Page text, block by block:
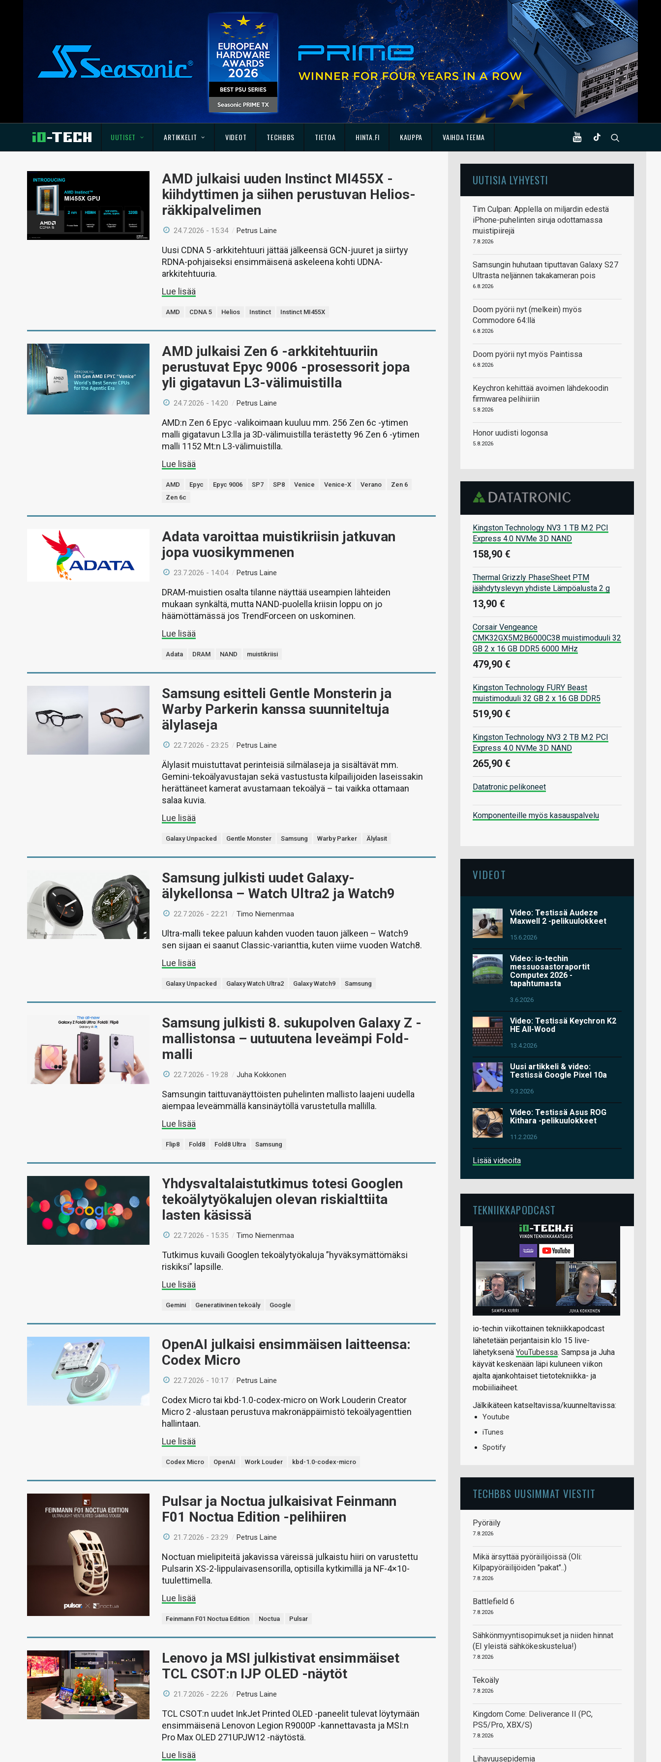
UUTISET ARTIKKELIT VIDEOT TECHBBS TIETOA HINTA.FI KAUPPA VAIHDA TEEMA
AMD julkaisi uuden Instinct MI455X -
kiihdyttimen ja siihen perustuvan Helios-
räkkipalvelimen
24.7.2026 - 15:34 / Petrus Laine
Uusi CDNA 5 -arkkitehtuuri jättää jälkeensä GCN-juuret ja siirtyy
RDNA-pohjaiseksi ensimmäisenä askeleena kohti UDNA-
arkkitehtuuria.
Lue lisää
AMD CDNA 5 Helios Instinct Instinct MI455X
AMD julkaisi Zen 6 -arkkitehtuuriin
perustuvat Epyc 9006 -prosessorit jopa
yli gigatavun L3-välimuistilla
24.7.2026 - 14:20 / Petrus Laine
AMD:n Zen 6 Epyc -valikoimaan kuuluu mm. 256 Zen 6c -ytimen
malli gigatavun L3:lla ja 3D-välimuistilla terästetty 96 Zen 6 -ytimen
malli 1152 Mt:n L3-välimuistilla.
Lue lisää
AMD Epyc Epyc 9006 SP7 SP8 Venice Venice-X Verano
Zen 6
Zen 6c
Adata varoittaa muistikriisin jatkuvan
jopa vuosikymmenen
23.7.2026 - 14:04 / Petrus Laine
DRAM-muistien osalta tilanne näyttää useampien lähteiden
mukaan synkältä, mutta NAND-puolella kriisin loppu on jo
häämöttämässä jos TrendForceen on uskominen.
Lue lisää
Adata DRAM NAND muistikriisi
Samsung esitteli Gentle Monsterin ja
Warby Parkerin kanssa suunniteltuja
älylaseja
22.7.2026 - 23:25 / Petrus Laine
Älylasit muistuttavat perinteisiä silmälaseja ja sisältävät mm.
Gemini-tekoälyavustajan sekä vastustusta kilpailijoiden laseissakin
herättäneet kamerat avustamaan tekoälyä – tai vaikka ottamaan
salaa kuvia.
Lue lisää
Galaxy Unpacked Gentle Monster Samsung Warby Parker Älylasit
Samsung julkisti uudet Galaxy-
älykellonsa – Watch Ultra2 ja Watch9
22.7.2026 - 22:21 / Timo Niemenmaa
Ultra-malli tekee paluun kahden vuoden tauon jälkeen – Watch9
sen sijaan ei saanut Classic-varianttia, kuten viime vuoden Watch8.
Lue lisää
Galaxy Unpacked Galaxy Watch Ultra2 Galaxy Watch9 Samsung
Samsung julkisti 8. sukupolven Galaxy Z -
mallistonsa – uutuutena leveämpi Fold-
malli
22.7.2026 - 19:28 / Juha Kokkonen
Samsungin taittuvanäyttöisten puhelinten mallisto laajeni uudella
aiempaa leveämmällä kansinäytöllä varustetulla mallilla.
Lue lisää
Flip8 Fold8 Fold8 Ultra Samsung
Yhdysvaltalaistutkimus totesi Googlen
tekoälytyökalujen olevan riskialttiita
lasten käsissä
22.7.2026 - 15:35 / Timo Niemenmaa
Tutkimus kuvaili Googlen tekoälytyökaluja ”hyväksymättömäksi
riskiksi” lapsille.
Lue lisää
Gemini Generatiivinen tekoäly Google
OpenAI julkaisi ensimmäisen laitteensa:
Codex Micro
22.7.2026 - 10:17 / Petrus Laine
Codex Micro tai kbd-1.0-codex-micro on Work Louderin Creator
Micro 2 -alustaan perustuva makronäppäimistö tekoälyagenttien
hallintaan.
Lue lisää
Codex Micro OpenAI Work Louder kbd-1.0-codex-micro
Pulsar ja Noctua julkaisivat Feinmann
F01 Noctua Edition -pelihiiren
21.7.2026 - 23:29 / Petrus Laine
Noctuan mielipiteitä jakavissa väreissä julkaistu hiiri on varustettu
Pulsarin XS-2-lippulaivasensorilla, optisilla kytkimillä ja NF-4×10-
tuulettimella.
Lue lisää
Feinmann F01 Noctua Edition Noctua Pulsar
Lenovo ja MSI julkistivat ensimmäiset
TCL CSOT:n IJP OLED -näytöt
21.7.2026 - 22:26 / Petrus Laine
TCL CSOT:n uudet InkJet Printed OLED -paneelit tulevat löytymään
ensimmäisenä Lenovon Legion R9000P -kannettavasta ja MSI:n
Pro Max OLED 271UPJW12 -näytöstä.
Lue lisää
UUTISIA LYHYESTI
Tim Culpan: Applella on miljardin edestä
iPhone-puhelinten siruja odottamassa
muistipiirejä
7.8.2026
Samsungin huhutaan tiputtavan Galaxy S27
Ultrasta neljännen takakameran pois
6.8.2026
Doom pyörii nyt (melkein) myös
Commodore 64:llä
6.8.2026
Doom pyörii nyt myös Paintissa
6.8.2026
Keychron kehittää avoimen lähdekoodin
firmwarea pelihiiriin
5.8.2026
Honor uudisti logonsa
5.8.2026
Kingston Technology NV3 1 TB M.2 PCI
Express 4.0 NVMe 3D NAND
158,90 €
Thermal Grizzly PhaseSheet PTM
jäähdytyslevyn yhdiste Lämpöalusta 2 g
13,90 €
Corsair Vengeance
CMK32GX5M2B6000C38 muistimoduuli 32
GB 2 x 16 GB DDR5 6000 MHz
479,90 €
Kingston Technology FURY Beast
muistimoduuli 32 GB 2 x 16 GB DDR5
519,90 €
Kingston Technology NV3 2 TB M.2 PCI
Express 4.0 NVMe 3D NAND
265,90 €
Datatronic pelikoneet
Komponenteille myös kasauspalvelu
VIDEOT
Video: Testissä Audeze
Maxwell 2 -pelikuulokkeet
15.6.2026
Video: io-techin
messuosastoraportit
Computex 2026 -
tapahtumasta
3.6.2026
Video: Testissä Keychron K2
HE All-Wood
13.4.2026
Uusi artikkeli & video:
Testissä Google Pixel 10a
9.3.2026
Video: Testissä Asus ROG
Kithara -pelikuulokkeet
11.2.2026
Lisää videoita
TEKNIIKKAPODCAST
io-techin viikottainen tekniikkapodcast
lähetetään perjantaisin klo 15 live-
lähetyksenä YouTubessa. Sampsa ja Juha
käyvät keskenään läpi kuluneen viikon
ajalta ajankohtaiset tietotekniikka- ja
mobiiliaiheet.
Jälkikäteen katseltavissa/kuunneltavissa:
Youtube
iTunes
Spotify
TECHBBS UUSIMMAT VIESTIT
Pyöräily
7.8.2026
Mikä ärsyttää pyöräilijöissä (Oli:
Kilpapyöräilijöiden "pakat"..)
7.8.2026
Battlefield 6
7.8.2026
Sähkönmyyntisopimukset ja niiden hinnat
(EI yleistä sähkökeskustelua!)
7.8.2026
Tekoäly
7.8.2026
Kingdom Come: Deliverance II (PC,
PS5/Pro, XBX/S)
7.8.2026
Lihavuusepidemia